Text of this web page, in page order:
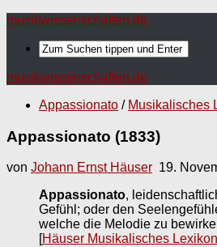
musikwissenschaften.de
musikwissenschaften.de
Appassionato / Musikalisches
Appassionato (1833)
von Johann Ernst Häuser 19.
Appassionato,
Gefühl; oder den
welche die Melodie zu
[Häuser Musikalisches